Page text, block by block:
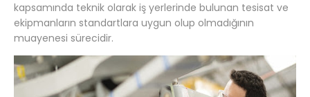
kapsamında teknik olarak iş yerlerinde bulunan tesisat ve
ekipmanların standartlara uygun olup olmadığının
muayenesi sürecidir.